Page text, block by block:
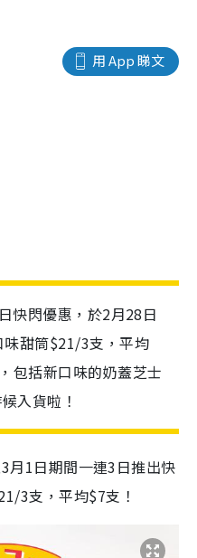
用 App 睇文
快閃優惠，於2月28日
甜筒$21/3支，平均
包括新口味的奶蓋芝士
入貨啦！
月1日期間一連3日推出快
3支，平均$7支！